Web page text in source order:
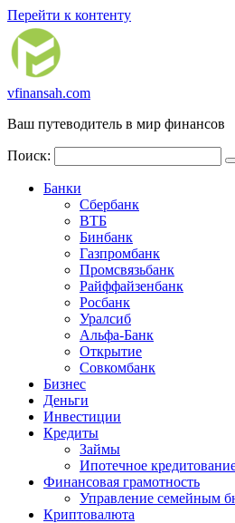
Перейти к контенту
vfinansah.com
Ваш путеводитель в мир финансов
Поиск:
Банки
Сбербанк
ВТБ
Бинбанк
Газпромбанк
Промсвязьбанк
Райффайзенбанк
Росбанк
Уралсиб
Альфа-Банк
Открытие
Совкомбанк
Бизнес
Деньги
Инвестиции
Кредиты
Займы
Ипотечное
Финансовая грамотность
Управление семейным
Криптовалюта